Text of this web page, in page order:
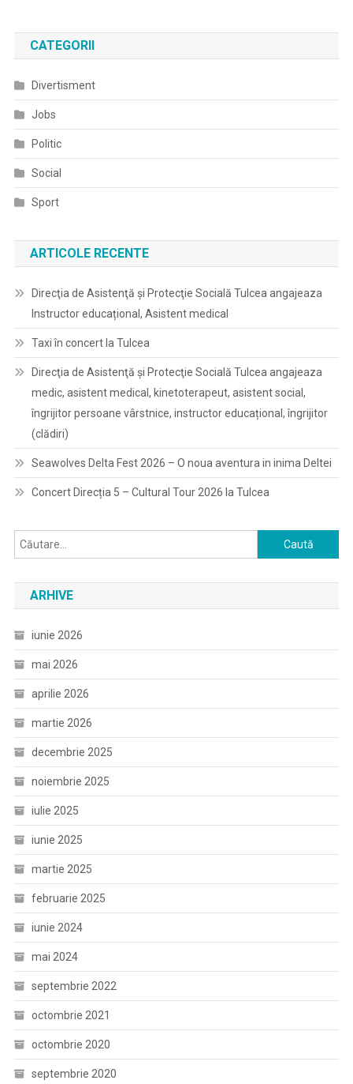
CATEGORII
Divertisment
Jobs
Politic
Social
Sport
ARTICOLE RECENTE
Direcţia de Asistenţă şi Protecţie Socială Tulcea angajeaza
Instructor educațional, Asistent medical
Taxi în concert la Tulcea
Direcţia de Asistenţă şi Protecţie Socială Tulcea angajeaza
medic, asistent medical, kinetoterapeut, asistent social,
îngrijitor persoane vârstnice, instructor educațional, îngrijitor
(clădiri)
Seawolves Delta Fest 2026 – O noua aventura in inima Deltei
Concert Direcția 5 – Cultural Tour 2026 la Tulcea
Caută
după:
ARHIVE
iunie 2026
mai 2026
aprilie 2026
martie 2026
decembrie 2025
noiembrie 2025
iulie 2025
iunie 2025
martie 2025
februarie 2025
iunie 2024
mai 2024
septembrie 2022
octombrie 2021
octombrie 2020
septembrie 2020